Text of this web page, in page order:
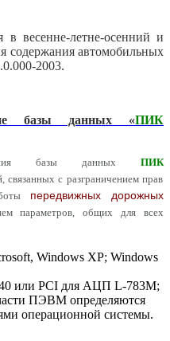
в весенне-летне-осенний и
содержания автомобильных
2003.
базы данных «ПИК
базы данных ПИК
связанных с разграничением прав
передвижных дорожных
параметров, общих для всех
Windows XP; Windows
или PCI для АЦП L-783M;
ПЭВМ определяются
операционной системы.